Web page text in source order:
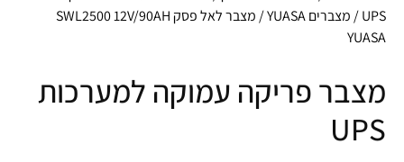
UPS
/ מצברים YUASA
/ מצבר לאל פסק SWL2500 12V/90AH
YUASA
מצבר פריקה עמוקה למערכות
UPS